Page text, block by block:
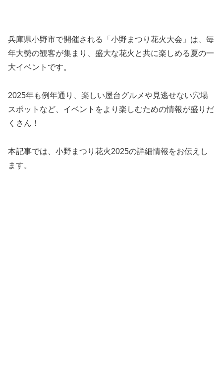
兵庫県小野市で開催される「小野まつり花火大会」は、毎
年大勢の観客が集まり、盛大な花火と共に楽しめる夏の一
大イベントです。
2025年も例年通り、楽しい屋台グルメや見逃せない穴場
スポットなど、イベントをより楽しむための情報が盛りだ
くさん！
本記事では、小野まつり花火2025の詳細情報をお伝えし
ます。